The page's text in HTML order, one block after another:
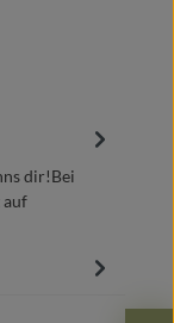
dir!Bei
auf